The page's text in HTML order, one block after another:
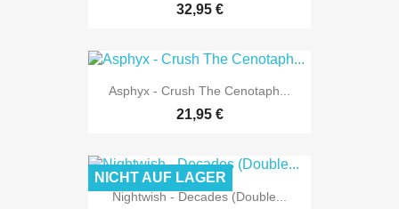
32,95 €
Asphyx - Crush The Cenotaph...
21,95 €
Nightwish - Decades (Double...
NICHT AUF LAGER